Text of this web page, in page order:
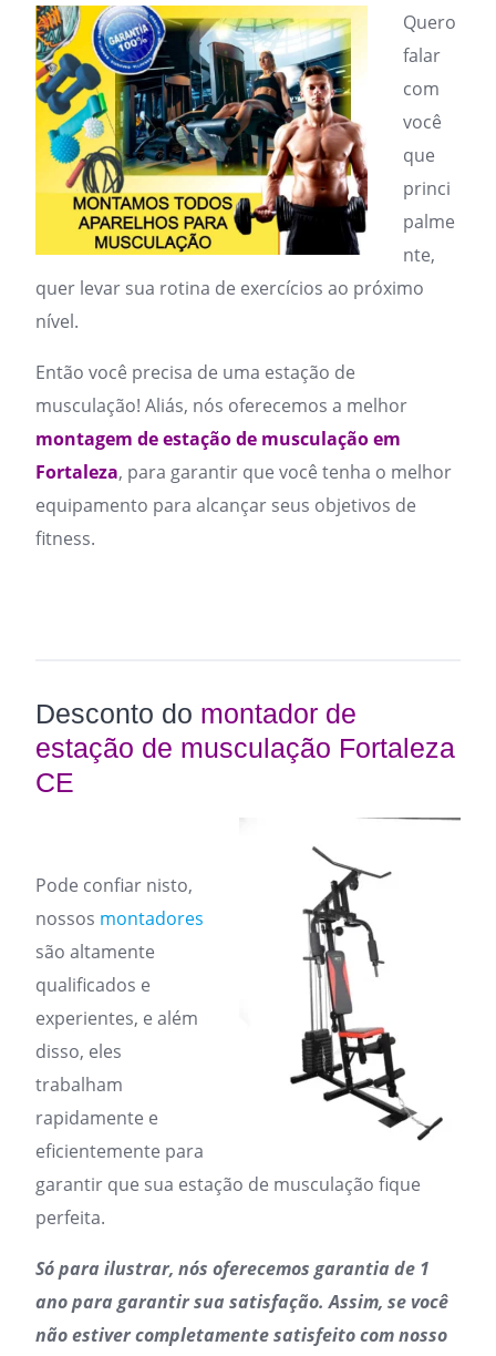
Quero
falar
com
você
que
princi
palme
nte,
quer levar sua rotina de exercícios ao próximo
nível.
Então você precisa de uma estação de
musculação! Aliás, nós oferecemos a melhor
montagem de estação de musculação em
Fortaleza, para garantir que você tenha o melhor
equipamento para alcançar seus objetivos de
fitness.
Desconto do montador de
estação de musculação Fortaleza
CE
Pode confiar nisto,
nossos montadores
são altamente
qualificados e
experientes, e além
disso, eles
trabalham
rapidamente e
eficientemente para
garantir que sua estação de musculação fique
perfeita.
Só para ilustrar, nós oferecemos garantia de 1
ano para garantir sua satisfação. Assim, se você
não estiver completamente satisfeito com nosso